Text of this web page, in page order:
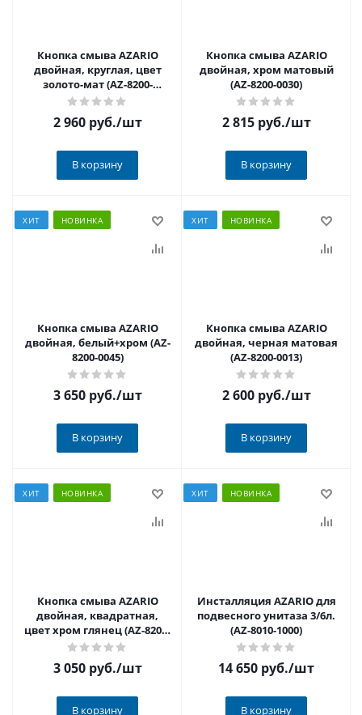
Кнопка смыва AZARIO
двойная, круглая, цвет
золото-мат (AZ-8200-
0086/AZ-P57-0160)
2 960 руб./шт
В корзину
Кнопка смыва AZARIO
двойная, хром матовый
(AZ-8200-0030)
2 815 руб./шт
В корзину
ХИТ НОВИНКА
Кнопка смыва AZARIO
двойная, белый+хром (AZ-
8200-0045)
3 650 руб./шт
В корзину
ХИТ НОВИНКА
Кнопка смыва AZARIO
двойная, черная матовая
(AZ-8200-0013)
2 600 руб./шт
В корзину
ХИТ НОВИНКА
Кнопка смыва AZARIO
двойная, квадратная,
цвет хром глянец (AZ-8200-
0089/AZ-P58-0120)
3 050 руб./шт
В корзину
ХИТ НОВИНКА
Инсталляция AZARIO для
подвесного унитаза 3/6л.
(AZ-8010-1000)
14 650 руб./шт
В корзину